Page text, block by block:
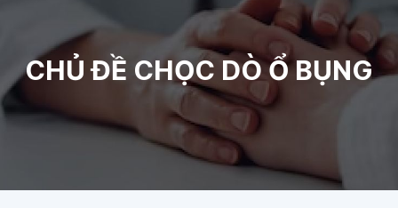
CHỦ ĐỀ CHỌC DÒ Ổ BỤNG